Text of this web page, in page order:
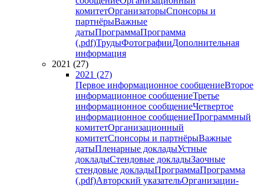
комитетОрганизаторыСпонсоры и
партнёрыВажные
датыПрограммаПрограмма
(.pdf)ТрудыФотографииДополнительная
информация
2021 (27)
2021 (27)
Первое информационное сообщениеВторое
информационное сообщениеТретье
информационное сообщениеЧетвертое
информационное сообщениеПрограммный
комитетОрганизационный
комитетСпонсоры и партнёрыВажные
датыПленарные докладыУстные
докладыСтендовые докладыЗаочные
стендовые докладыПрограммаПрограмма
(.pdf)Авторский указательОрганизации-